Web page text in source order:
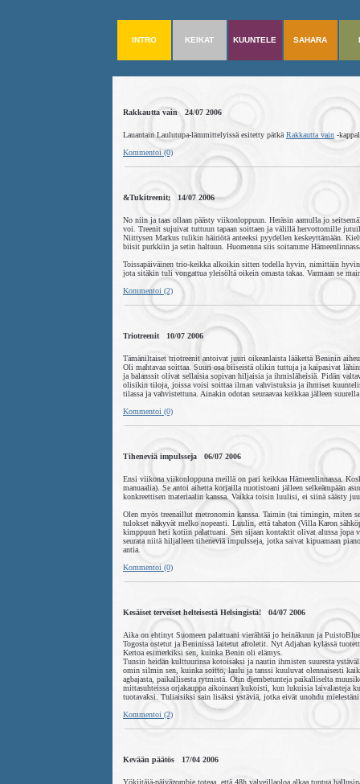
INTRO KEIKAT KUUNTELE SAHARA
Rakkautta vain 24/07 2006
Lauantain Laulutupa-lämmittelyissä esitetty pätkä Rakkautta vain -
Kommentoi (0)
&Tukitreenit; 14/07 2006
No niin ja taas ollaan päästy viikonloppuun. Heräsin aamulla jo
voi. Treenit sujuivat tuttuun tapaan soittaen ja välillä hervottomille
Niittysen Markus tulikin häiriötä anteeksi pyydellen keskeyttämään.
biisit purkkiin ja setin haltuun. Huomenna siis soitamme
Toissapäiväinen trio-keikka alkoikin sitten todella hyvin, nimittäin hyvin
jota sitäkin tuli vongattua yleisöltä oikein omasta takaa. Varmaan se
Kommentoi (2)
Triotreenit 10/07 2006
Tämäniltaiset triotreenit antoivat juuri oikeanlaista lääkettä Beninin
Oli mahtavaa soittaa. Suuri osa biiseistä olikin tuttuja ja kaipasivat
ja balanssit olivat sellaisia sopivan hiljaisia ja ihmisläheisiä. Pidän
olisikin tiloja, joissa voisi soittaa ilman vahvistuksia ja ihmiset
tilassa ja vahvistettuna. Ainakin odotan seuraavaa keikkaa jälleen
Kommentoi (0)
Tiheneviä impulsseja 06/07 2006
Ensi viikona viikonloppuna meillä on pari keikkaa Hämeenlinnassa.
manuaalia). Se antoi aihetta korjailla nuotistoani jälleen selkeämpään
konkreettisen materiaalin kanssa. Vaikka toisin luulisi, ei siinä säästy
Olen myös treenaillut metronomin kanssa. Taimin (tai timingin, miten
tulokset näkyvät melko nopeasti. Luulin, että tahaton (Villa Karon
kimppuun heti kotiin palattuani. Sen sijaan kontaktit olivat alussa jopa
seurata niitä hiljalleen tiheneviä impulsseja, jotka saivat kipuamaan
antia.
Kommentoi (0)
Kesäiset terveiset helteisestä Helsingistä! 04/07 2006
Aika on ehtinyt Suomeen palattuani vierähtää jo heinäkuun ja
Togosta ostetut ja Beninissä laitetut afroletit. Nyt Adjahan kylässä
Kertoa esimerkiksi sen, kuinka Benin oli elämys.
Tunsin heidän kulttuurinsa kotoisaksi ja nautin ihmisten suuresta
omin silmin sen, kuinka soitto, laulu ja tanssi kuuluvat olennaisesti
agbajasta, paikallisesta rytmistä. Otin djembetunteja paikalliselta
mittasuhteissa orjakauppa aikoinaan kukoisti, kun lukuisia laivalasteja
tuotavaksi. Tuliaisiksi sain lisäksi ystäviä, jotka eivät unohdu
Kommentoi (2)
Kevään päätös 17/04 2006
Yökiitäjä-päiväzombie toteaa, että 48h valveillaoloa alkaa tuntua